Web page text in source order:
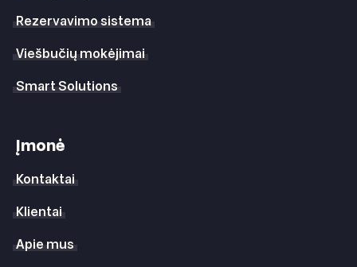
Rezervavimo sistema
Viešbučių mokėjimai
Smart Solutions
Įmonė
Kontaktai
Klientai
Apie mus